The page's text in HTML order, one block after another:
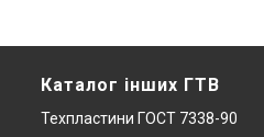
Каталог інших ГТВ
Техпластини ГОСТ 7338-90